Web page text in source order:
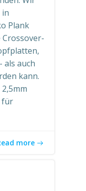
in
Plank
als auch
kann.
für
more